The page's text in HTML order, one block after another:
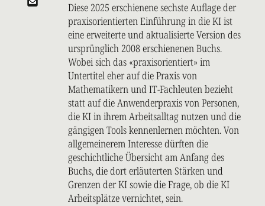
Diese 2025 erschienene sechste Auflage der
praxisorientierten Einführung in die KI ist
eine erweiterte und aktualisierte Version des
ursprünglich 2008 erschienenen Buchs.
Wobei sich das «praxisorientiert» im
Untertitel eher auf die Praxis von
Mathematikern und IT-Fachleuten bezieht
statt auf die Anwenderpraxis von Personen,
die KI in ihrem Arbeitsalltag nutzen und die
gängigen Tools kennenlernen möchten. Von
allgemeinerem Interesse dürften die
geschichtliche Übersicht am Anfang des
Buchs, die dort erläuterten Stärken und
Grenzen der KI sowie die Frage, ob die KI
Arbeitsplätze vernichtet, sein.